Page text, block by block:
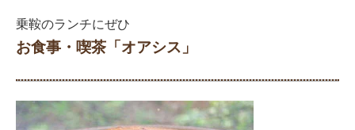
乗鞍のランチにぜひ
お食事・喫茶「オアシス」